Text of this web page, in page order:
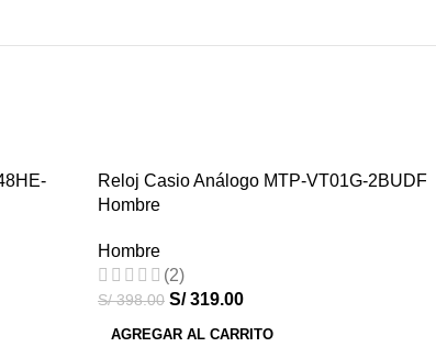
-20%
Reloj Casio Análogo MTP-VT01G-2BUDF
Hombre
Hombre
(2)
S/398.00 S/319.00
AGREGAR AL CARRITO